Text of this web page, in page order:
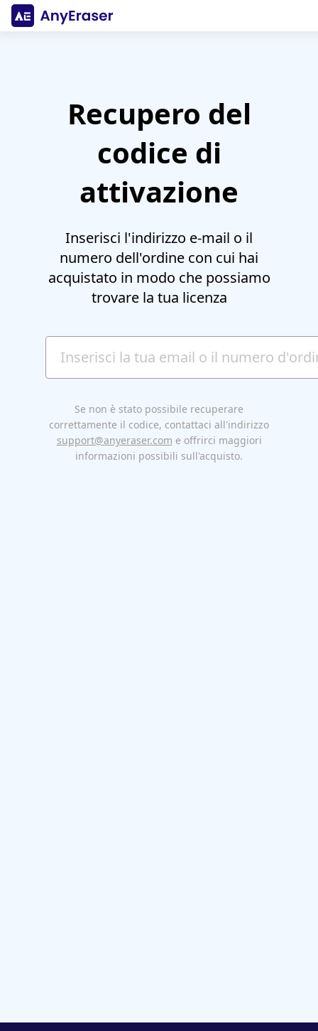
Recupero del
codice di
attivazione
Inserisci l'indirizzo e-mail o il
numero dell'ordine con cui hai
acquistato in modo che possiamo
trovare la tua licenza
Se non è stato possibile recuperare
correttamente il codice, contattaci all'indirizzo
support@anyeraser.com e offrirci maggiori
informazioni possibili sull'acquisto.